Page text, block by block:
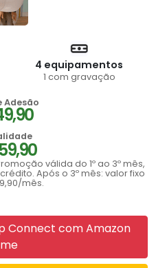
4 equipamentos
1 com gravação
Adesão
válida do 1º ao 3º mês,
Após o 3º mês: valor fixo
mês.
Connect com Amazon